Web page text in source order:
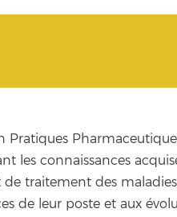
Pratiques
les connaissances
traitement des
de leur poste et aux